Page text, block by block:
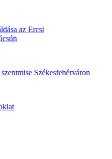
az Ercsi
Székesfehérváron